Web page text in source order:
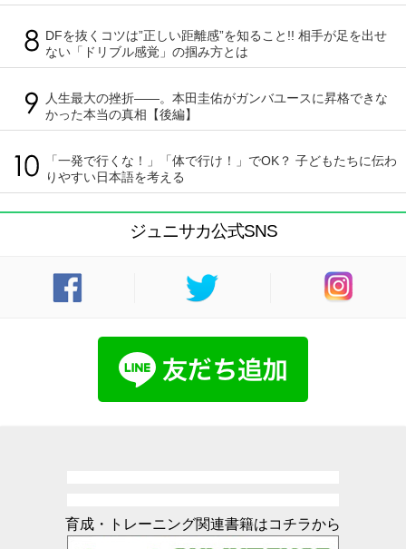
DFを抜くコツは”正しい距離感”を知ること!! 相手が足を出せ
ない「ドリブル感覚」の掴み方とは
人生最大の挫折――。本田圭佑がガンバユースに昇格できな
かった本当の真相【後編】
「一発で行くな！」「体で行け！」でOK？ 子どもたちに伝わ
りやすい日本語を考える
ジュニサカ公式SNS
育成・トレーニング関連書籍はコチラから